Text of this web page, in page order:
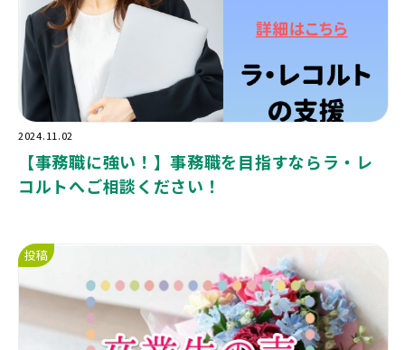
2024.11.02
【事務職に強い！】事務職を目指すならラ・レ
コルトへご相談ください！
投稿